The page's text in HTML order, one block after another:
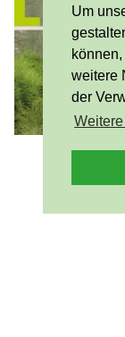
Um
weitere
der